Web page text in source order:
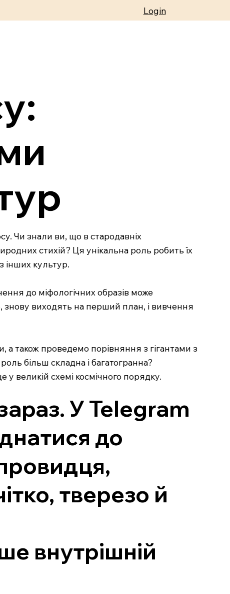
Login
Чи знали ви, що в стародавніх
стихій? Ця унікальна роль робить їх
інших культур.
до міфологічних образів може
знову виходять на перший план, і вивчення
а також проведемо порівняння з гігантами з
більш складна і багатогранна?
у великій схемі космічного порядку.
У Telegram
до
тверезо й
внутрішній